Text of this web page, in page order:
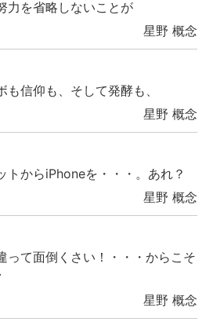
力を省略しないことが
星野 概念
信仰も、そして発酵も、
星野 概念
トからiPhoneを・・・。あれ？
星野 概念
って面倒くさい！・・・からこそ
星野 概念